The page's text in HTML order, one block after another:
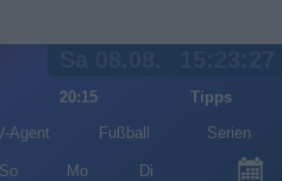
20:15
Tipps
Agent Fußball Serien
So Mo Di